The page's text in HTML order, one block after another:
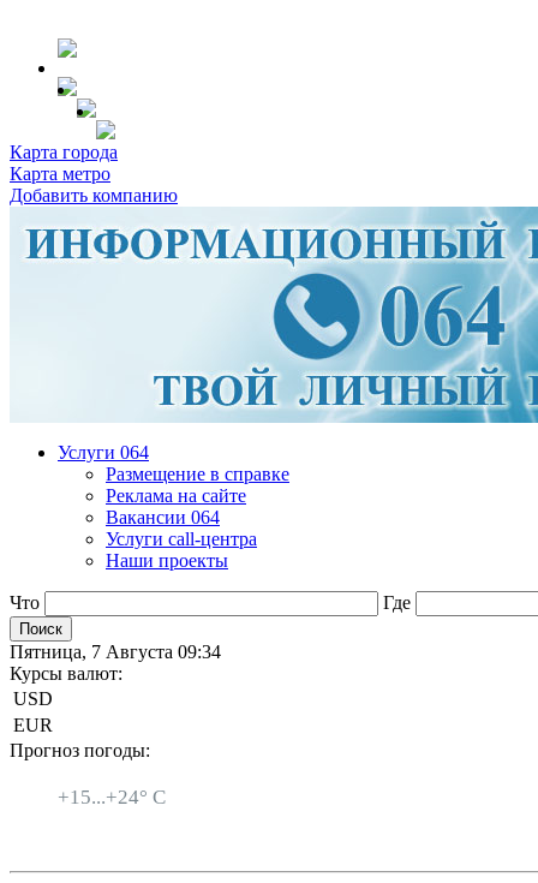
Карта города
Карта метро
Добавить компанию
Услуги 064
Размещение в справке
Реклама на сайте
Вакансии 064
Услуги call-центра
Наши проекты
Что Где
Пятница, 7 Августа 09:34
Курсы валют:
USD
EUR
Прогноз погоды:
+15...+24° C